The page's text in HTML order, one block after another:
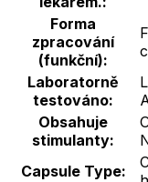
Forma
zpracování
(funkční):
Laboratorně
testováno:
Obsahuje
stimulanty:
Capsule Type: